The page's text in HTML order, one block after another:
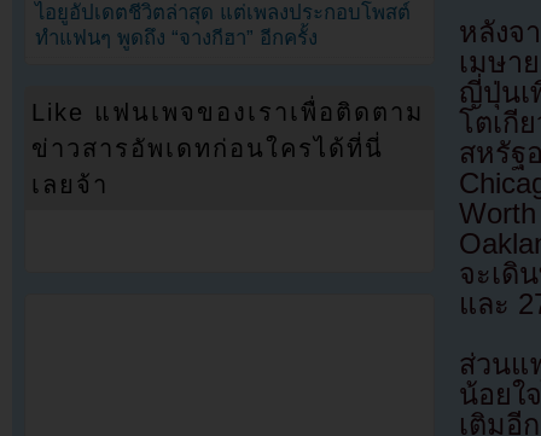
หลัง
เมษา
ญี่ปุ่นเ
โตเ
สหรั
จะเดิ
และ
ส่วนแ
น้อยใ
เติมอี
ไอยูอัปเดตชีวิตล่าสุด แต่เพลงประกอบโพสต์
ทำแฟนๆ พูดถึง “จางกีฮา” อีกครั้ง
Like แฟนเพจของเราเพื่อติดตาม
ข่าวสารอัพเดทก่อนใครได้ที่นี่
เลยจ้า